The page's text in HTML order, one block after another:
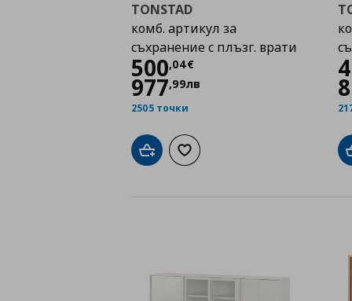
TONSTAD
комб. артикул за
съхранение с плъзг. врати
500,04€
Цена
977,99лв
2505 точки
Добави в кошницата
Добави към списъка с любими